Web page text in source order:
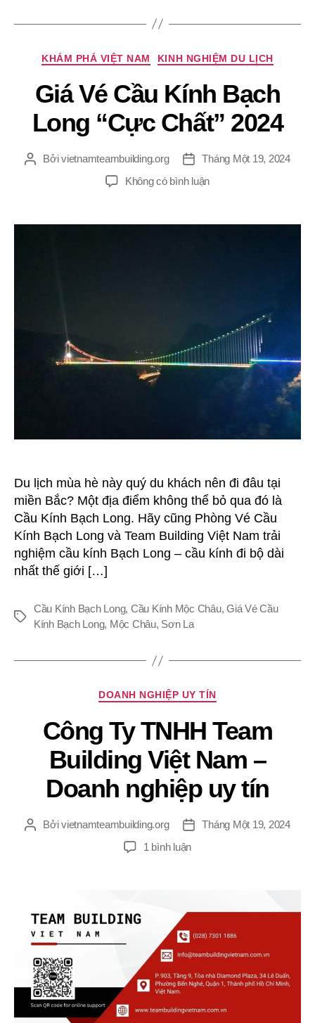
Chuyên
KHÁM PHÁ VIỆT NAM KINH NGHIỆM DU LỊCH
Giá Vé Cầu Kính Bạch
Long “Cực Chất” 2024
TácBởivietnamteambuilding.org
Ngày
đăng
Tháng Một 19, 2024
Không có bình luậnở
Cầu
Du lịch mùa hè này quý du khách nên đi đâu tại
miền Bắc? Một địa điểm không thể bỏ qua đó là
Cầu Kính Bạch Long. Hãy cũng Phòng Vé Cầu
Kính Bạch Long và Team Building Việt Nam trải
nghiệm cầu kính Bạch Long – cầu kính đi bộ dài
nhất thế giới […]
Thẻ
Cầu Kính Bạch Long, Cầu Kính Mộc Châu,Giá Vé Cầu
Kính Bạch Long, Mộc Châu, Sơn La
Chuyên
DOANH NGHIỆP UY TÍN
Công Ty TNHH Team
Building Việt Nam –
Doanh nghiệp uy tín
TácBởivietnamteambuilding.org
NgàyTháng Một 19, 2024
1 bình luậnở
Việt
Nam
–
Doanh
uy